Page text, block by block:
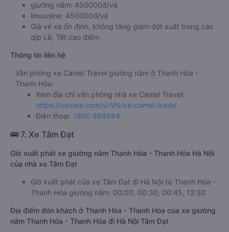
giường nằm: 450000đ/vé
limousine: 450000đ/vé
Giá vé xe ổn định, không tăng giảm đột xuất trong các
dịp Lễ, Tết cao điểm
Thông tin liên hệ
Văn phòng xe Camel Travel giường nằm ở Thanh Hóa -
Thanh Hóa:
Xem địa chỉ văn phòng nhà xe Camel Travel:
https://vexere.com/vi-VN/xe-camel-travel
Điện thoại: 1900 888684
🚌 7. Xe Tâm Đạt
Giờ xuất phát xe giường nằm Thanh Hóa - Thanh Hóa Hà Nội
của nhà xe Tâm Đạt
Giờ xuất phát của xe Tâm Đạt đi Hà Nội từ Thanh Hóa -
Thanh Hóa giường nằm: 00:00, 00:30, 00:45, 12:30
Địa điểm đón khách ở Thanh Hóa - Thanh Hóa của xe giường
nằm Thanh Hóa - Thanh Hóa đi Hà Nội Tâm Đạt